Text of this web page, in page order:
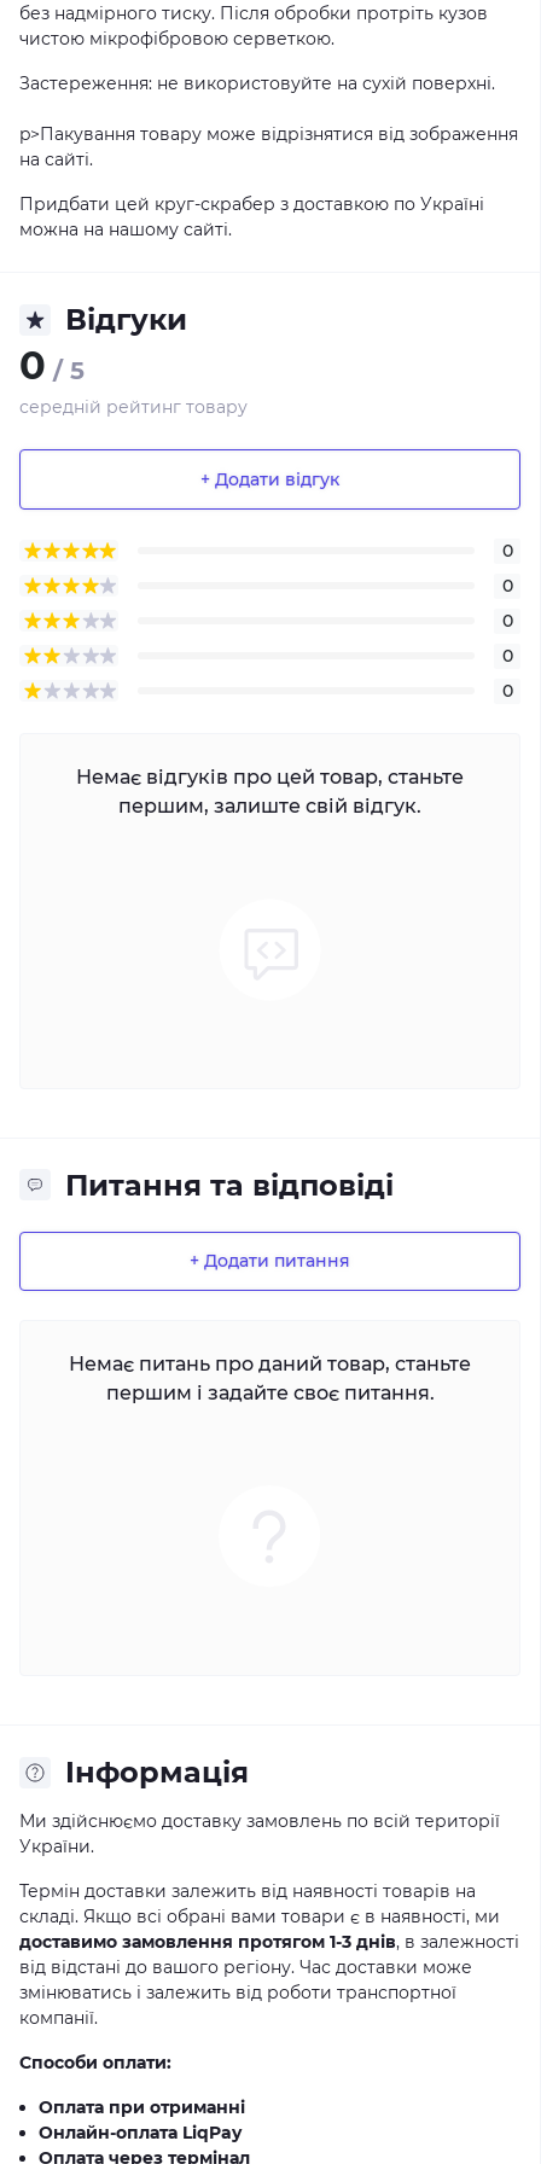
без надмірного тиску. Після обробки протріть кузов
чистою мікрофібровою серветкою.
Застереження: не використовуйте на сухій поверхні.
p>Пакування товару може відрізнятися від зображення
на сайті.
Придбати цей круг-скрабер з доставкою по Україні
можна на нашому сайті.
Відгуки
0 / 5
середній рейтинг товару
+ Додати відгук
0
0
0
0
0
Немає відгуків про цей товар, станьте
першим, залиште свій відгук.
Питання та відповіді
+ Додати питання
Немає питань про даний товар, станьте
першим і задайте своє питання.
Iнформація
Ми здійснюємо доставку замовлень по всій території
України.
Термін доставки залежить від наявності товарів на
складі. Якщо всі обрані вами товари є в наявності, ми
доставимо замовлення протягом 1-3 днів, в залежності
від відстані до вашого регіону. Час доставки може
змінюватись і залежить від роботи транспортної
компанії.
Способи оплати:
Оплата при отриманні
Онлайн-оплата LiqPay
Оплата через термінал